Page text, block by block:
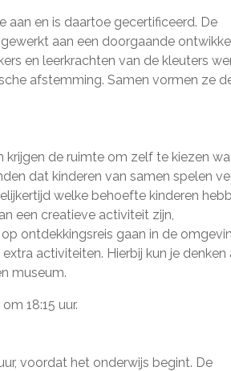
aan en is daartoe gecertificeerd. De
aan een doorgaande
en leerkrachten van de kleuters
afstemming. Samen vormen ze
krijgen de ruimte om zelf te kiezen
dat kinderen van samen spelen
welke behoefte kinderen
een creatieve activiteit zijn,
ontdekkingsreis gaan in de
activiteiten. Hierbij kun je denken
museum.
18:15 uur.
voordat het onderwijs begint. De